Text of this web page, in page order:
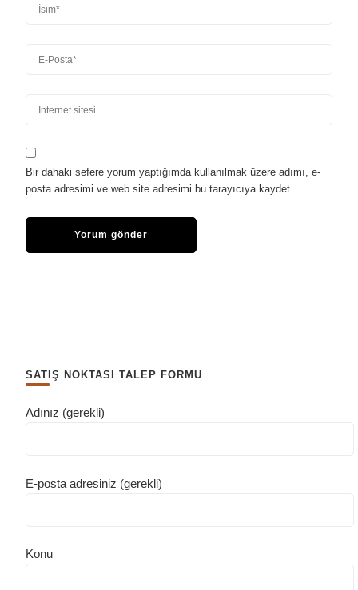
Bir dahaki sefere yorum yaptığımda kullanılmak üzere adımı, e-
posta adresimi ve web site adresimi bu tarayıcıya kaydet.
SATIŞ NOKTASI TALEP FORMU
Adınız (gerekli)
E-posta adresiniz (gerekli)
Konu